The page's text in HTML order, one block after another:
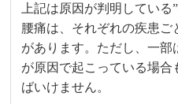
上記は原因が判明してい
腰痛は、それぞれの疾患
があります。ただし、一
が原因で起こっている場
ばいけません。